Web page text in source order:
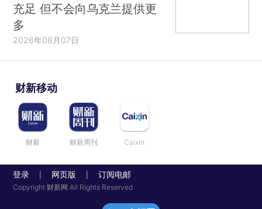
充足 但不会向乌克兰提供更
多
2026年08月07日
财新移动
财新 财新周刊 Caixin
登录 网页版 订阅电邮
Copyright 财新网 All Rights Reserved